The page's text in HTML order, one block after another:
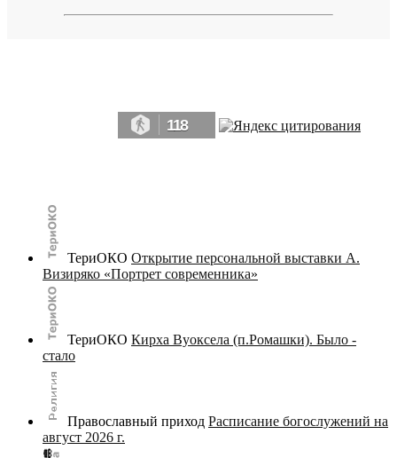
118
ТериОКО Открытие персональной выставки А.
Визиряко «Портрет современника»
ТериОКО Кирха Вуоксела (п.Ромашки). Было -
стало
Православный приход Расписание богослужений на
август 2026 г.